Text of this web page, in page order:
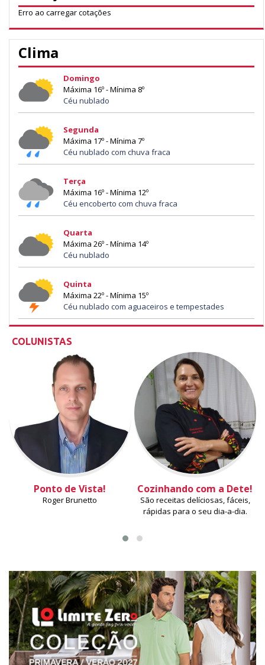
Erro ao carregar cotações
Clima
Domingo
Máxima 16º - Mínima 8º
Céu nublado
Segunda
Máxima 17º - Mínima 7º
Céu nublado com chuva fraca
Terça
Máxima 16º - Mínima 12º
Céu encoberto com chuva fraca
Quarta
Máxima 26º - Mínima 14º
Céu nublado
Quinta
Máxima 22º - Mínima 15º
Céu nublado com aguaceiros e tempestades
COLUNISTAS
Ponto de Vista!
Roger Brunetto
Cozinhando com a Dete!
São receitas delíciosas, fáceis,
rápidas para o seu dia-a-dia.